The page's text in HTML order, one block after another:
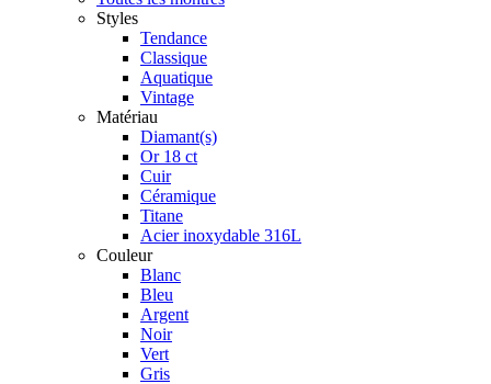
Styles
Tendance
Classique
Aquatique
Vintage
Matériau
Diamant(s)
Or 18 ct
Cuir
Céramique
Titane
Acier inoxydable 316L
Couleur
Blanc
Bleu
Argent
Noir
Vert
Gris